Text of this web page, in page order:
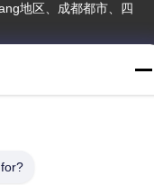
地区、成都都市、四